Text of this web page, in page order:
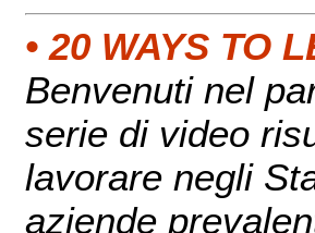
• 20 WAYS TO
Benvenuti nel
serie di video
lavorare negli
aziende